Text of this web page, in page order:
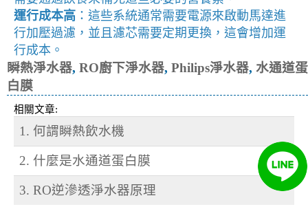
運行成本高 ：這些系統通常需要電源來啟動馬達進
行加壓過濾，並且濾芯需要定期更換，這會增加運
行成本。
瞬熱淨水器, RO廚下淨水器, Philips淨水器, 水通道蛋
白膜
相關文章:
1. 何謂瞬熱飲水機
2. 什麼是水通道蛋白膜
3. RO逆滲透淨水器原理